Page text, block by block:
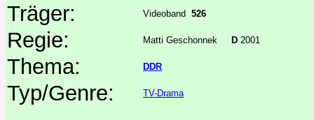
Träger: Videoband 526
Regie: Matti Geschonnek D 2001
Thema: DDR
Typ/Genre: TV-Drama